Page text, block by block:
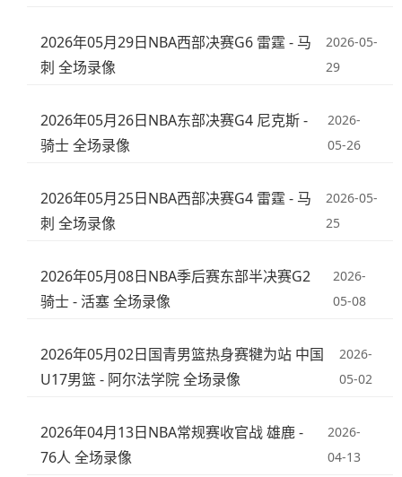
2026年05月29日NBA西部决赛G6 雷霆 - 马
刺 全场录像
2026-05-
29
2026年05月26日NBA东部决赛G4 尼克斯 -
骑士 全场录像
2026-
05-26
2026年05月25日NBA西部决赛G4 雷霆 - 马
刺 全场录像
2026-05-
25
2026年05月08日NBA季后赛东部半决赛G2
骑士 - 活塞 全场录像
2026-
05-08
2026年05月02日国青男篮热身赛犍为站 中国
U17男篮 - 阿尔法学院 全场录像
2026-
05-02
2026年04月13日NBA常规赛收官战 雄鹿 -
76人 全场录像
2026-
04-13